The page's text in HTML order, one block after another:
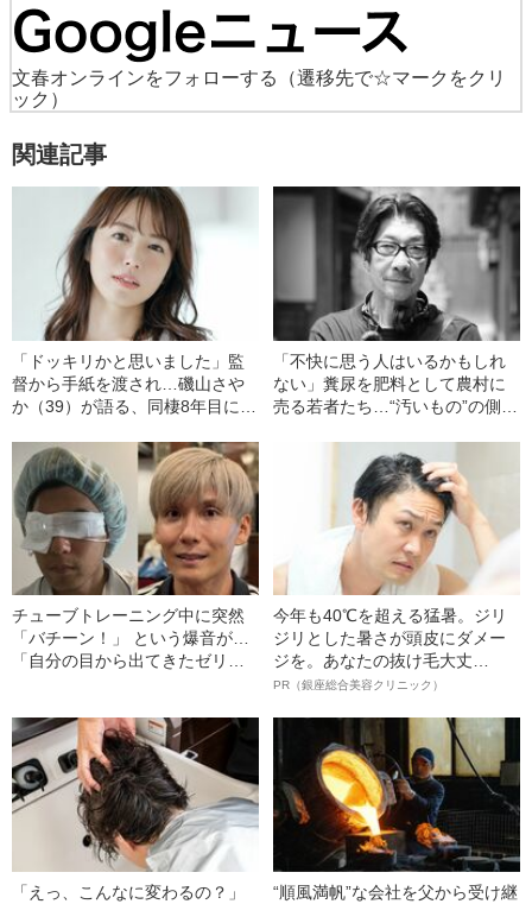
文春オンラインをフォローする
（遷移先で☆マークをクリ
ック）
関連記事
「ドッキリかと思いました」監
督から手紙を渡され…磯山さや
か（39）が語る、同棲8年目に起
「不快に思う人はいるかもしれ
ない」糞尿を肥料として農村に
売る若者たち…“汚いもの”の側か
チューブトレーニング中に突然
「バチーン！」 という爆音が…
「自分の目から出てきたゼリー
レーした“サッカー選手”が視覚障
害を負った“恐怖の瞬間”を明かす
今年も40℃を超える猛暑。ジリ
ジリとした暑さが頭皮にダメー
ジを。あなたの抜け毛大丈
夫！？
PR（銀座総合美容クリニック）
「えっ、こんなに変わるの？」
“順風満帆”な会社を父から受け継